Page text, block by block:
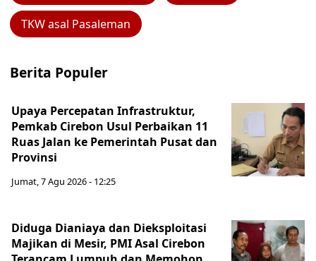
TKW asal Pasaleman
Berita Populer
Upaya Percepatan Infrastruktur,
Pemkab Cirebon Usul Perbaikan 11
Ruas Jalan ke Pemerintah Pusat dan
Provinsi
Jumat, 7 Agu 2026 - 12:25
Diduga Dianiaya dan Dieksploitasi
Majikan di Mesir, PMI Asal Cirebon